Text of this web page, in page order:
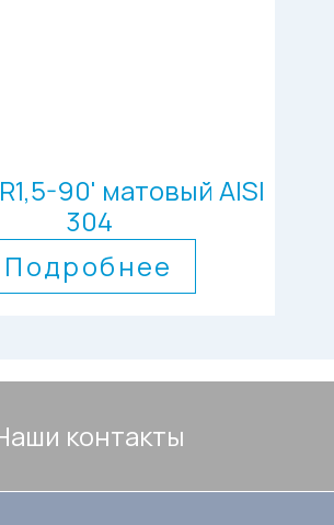
90' матовый AISI
304
Подробнее
контакты